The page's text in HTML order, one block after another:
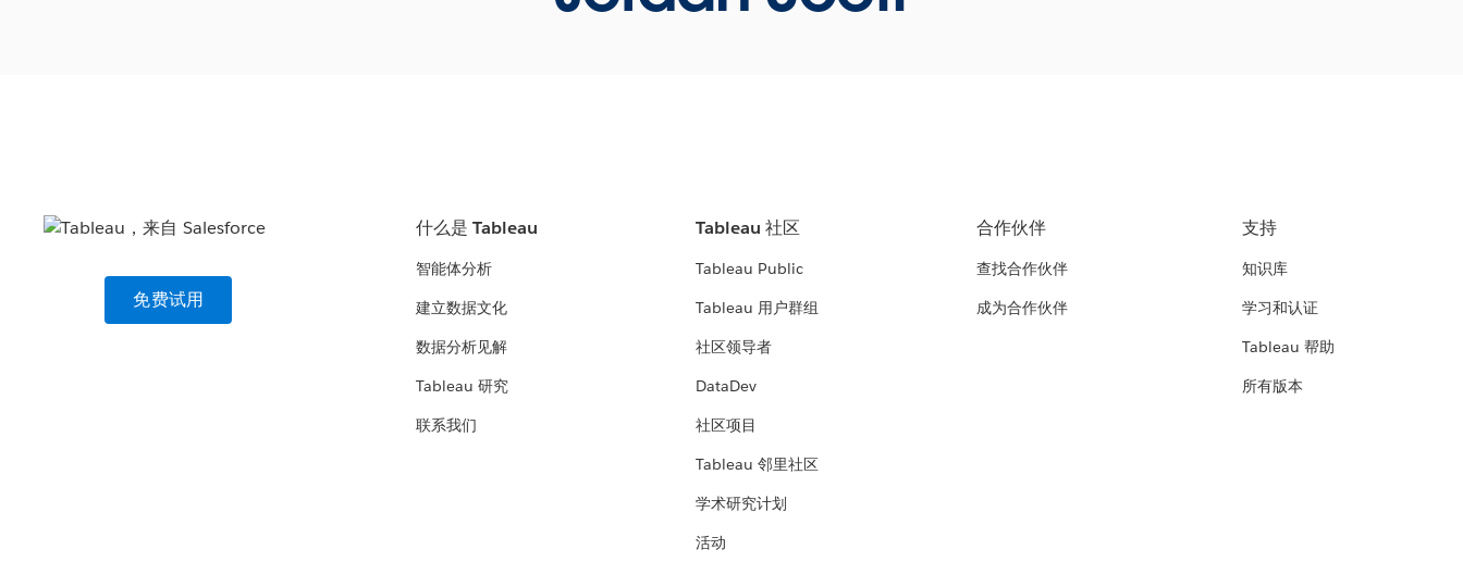
免费试用
什么是 Tableau
智能体分析
建立数据文化
数据分析见解
Tableau 研究
联系我们
Tableau 社区
Tableau Public
Tableau 用户群组
社区领导者
DataDev
社区项目
Tableau 邻里社区
学术研究计划
活动
合作伙伴
查找合作伙伴
成为合作伙伴
支持
知识库
学习和认证
Tableau 帮助
所有版本